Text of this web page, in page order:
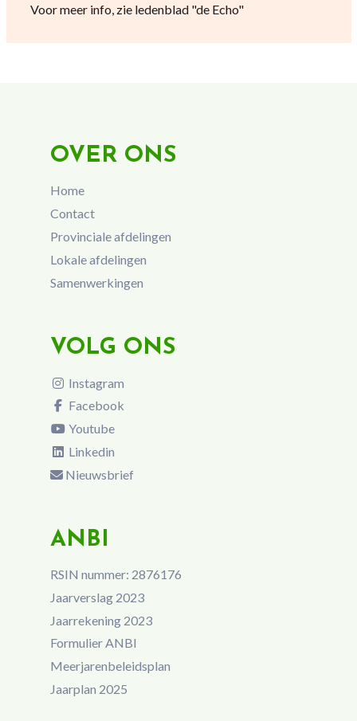
Voor meer info, zie ledenblad "de Echo"
OVER ONS
Home
Contact
Provinciale afdelingen
Lokale afdelingen
Samenwerkingen
VOLG ONS
Instagram
Facebook
Youtube
Linkedin
Nieuwsbrief
ANBI
RSIN nummer: 2876176
Jaarverslag 2023
Jaarrekening 2023
Formulier ANBI
Meerjarenbeleidsplan
Jaarplan 2025